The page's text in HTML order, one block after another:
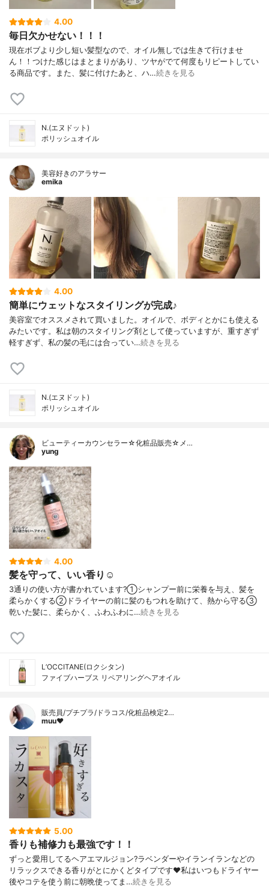
4.00
毎日欠かせない！！！
現在ボブより少し短い髪型なので、オイル無しでは生きて行けませ
ん！！つけた感じはまとまりがあり、ツヤがでて何度もリピートしてい
る商品です。また、髪に付けたあと、ハ…続きを見る
N.(エヌドット)
ポリッシュオイル
美容好きのアラサー
emika
4.00
簡単にウェットなスタイリングが完成♪
美容室でオススメされて買いました。オイルで、ボディとかにも使える
みたいです。私は朝のスタイリング剤として使っていますが、重すぎず
軽すぎず、私の髪の毛には合ってい…続きを見る
N.(エヌドット)
ポリッシュオイル
ビューティーカウンセラー☆化粧品販売☆メ…
yung
4.00
髪を守って、いい香り☺️
3通りの使い方が書かれています?⁡①シャンプー前に栄養を与え、髪を
柔らかくする②ドライヤーの前に髪のもつれを助けて、熱から守る③
乾いた髪に、柔らかく、ふわふわに…続きを見る
L’OCCITANE(ロクシタン)
ファイブハーブス リペアリングヘアオイル
販売員/プチプラ/ドラコス/化粧品検定2…
muu❤︎
5.00
香りも補修力も最強です！！
ずっと愛用してるヘアエマルジョン?ラベンダーやイランイランなどの
リラックスできる香りがとにかくどタイプです❤️私はいつもドライヤー
後やコテを使う前に朝晩使ってま…続きを見る